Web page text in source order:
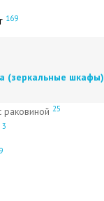
169
(зеркальные шкафы)
раковиной 25
3